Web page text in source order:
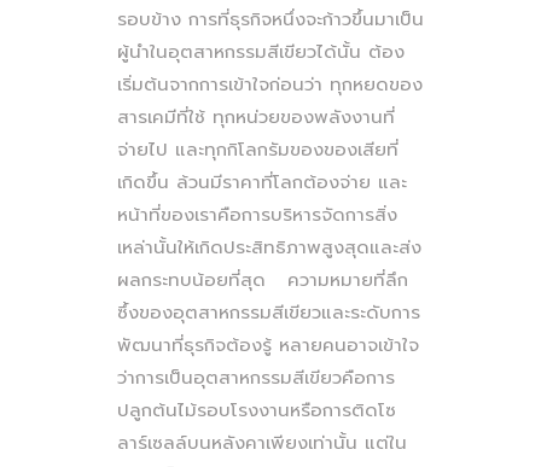
รอบข้าง การที่ธุรกิจหนึ่งจะก้าวขึ้นมาเป็น
ผู้นำในอุตสาหกรรมสีเขียวได้นั้น ต้อง
เริ่มต้นจากการเข้าใจก่อนว่า ทุกหยดของ
สารเคมีที่ใช้ ทุกหน่วยของพลังงานที่
จ่ายไป และทุกกิโลกรัมของของเสียที่
เกิดขึ้น ล้วนมีราคาที่โลกต้องจ่าย และ
หน้าที่ของเราคือการบริหารจัดการสิ่ง
เหล่านั้นให้เกิดประสิทธิภาพสูงสุดและส่ง
ผลกระทบน้อยที่สุด ความหมายที่ลึก
ซึ้งของอุตสาหกรรมสีเขียวและระดับการ
พัฒนาที่ธุรกิจต้องรู้ หลายคนอาจเข้าใจ
ว่าการเป็นอุตสาหกรรมสีเขียวคือการ
ปลูกต้นไม้รอบโรงงานหรือการติดโซ
ลาร์เซลล์บนหลังคาเพียงเท่านั้น แต่ใน